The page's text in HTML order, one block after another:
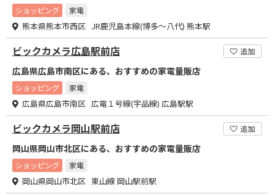
ショッピング 家電
熊本県熊本市西区 JR鹿児島本線(博多～八代) 熊本駅
ビックカメラ広島駅前店 追加
広島県広島市南区にある、おすすめの家電量販店
ショッピング 家電
広島県広島市南区 広電１号線(宇品線) 広島駅駅
ビックカメラ岡山駅前店 追加
岡山県岡山市北区にある、おすすめの家電量販店
ショッピング 家電
岡山県岡山市北区 東山線 岡山駅前駅